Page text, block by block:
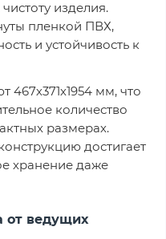
изделия.
пленкой ПВХ,
и устойчивость к
467х371х1954 мм, что
количество
размерах.
достигает
хранение даже
от ведущих